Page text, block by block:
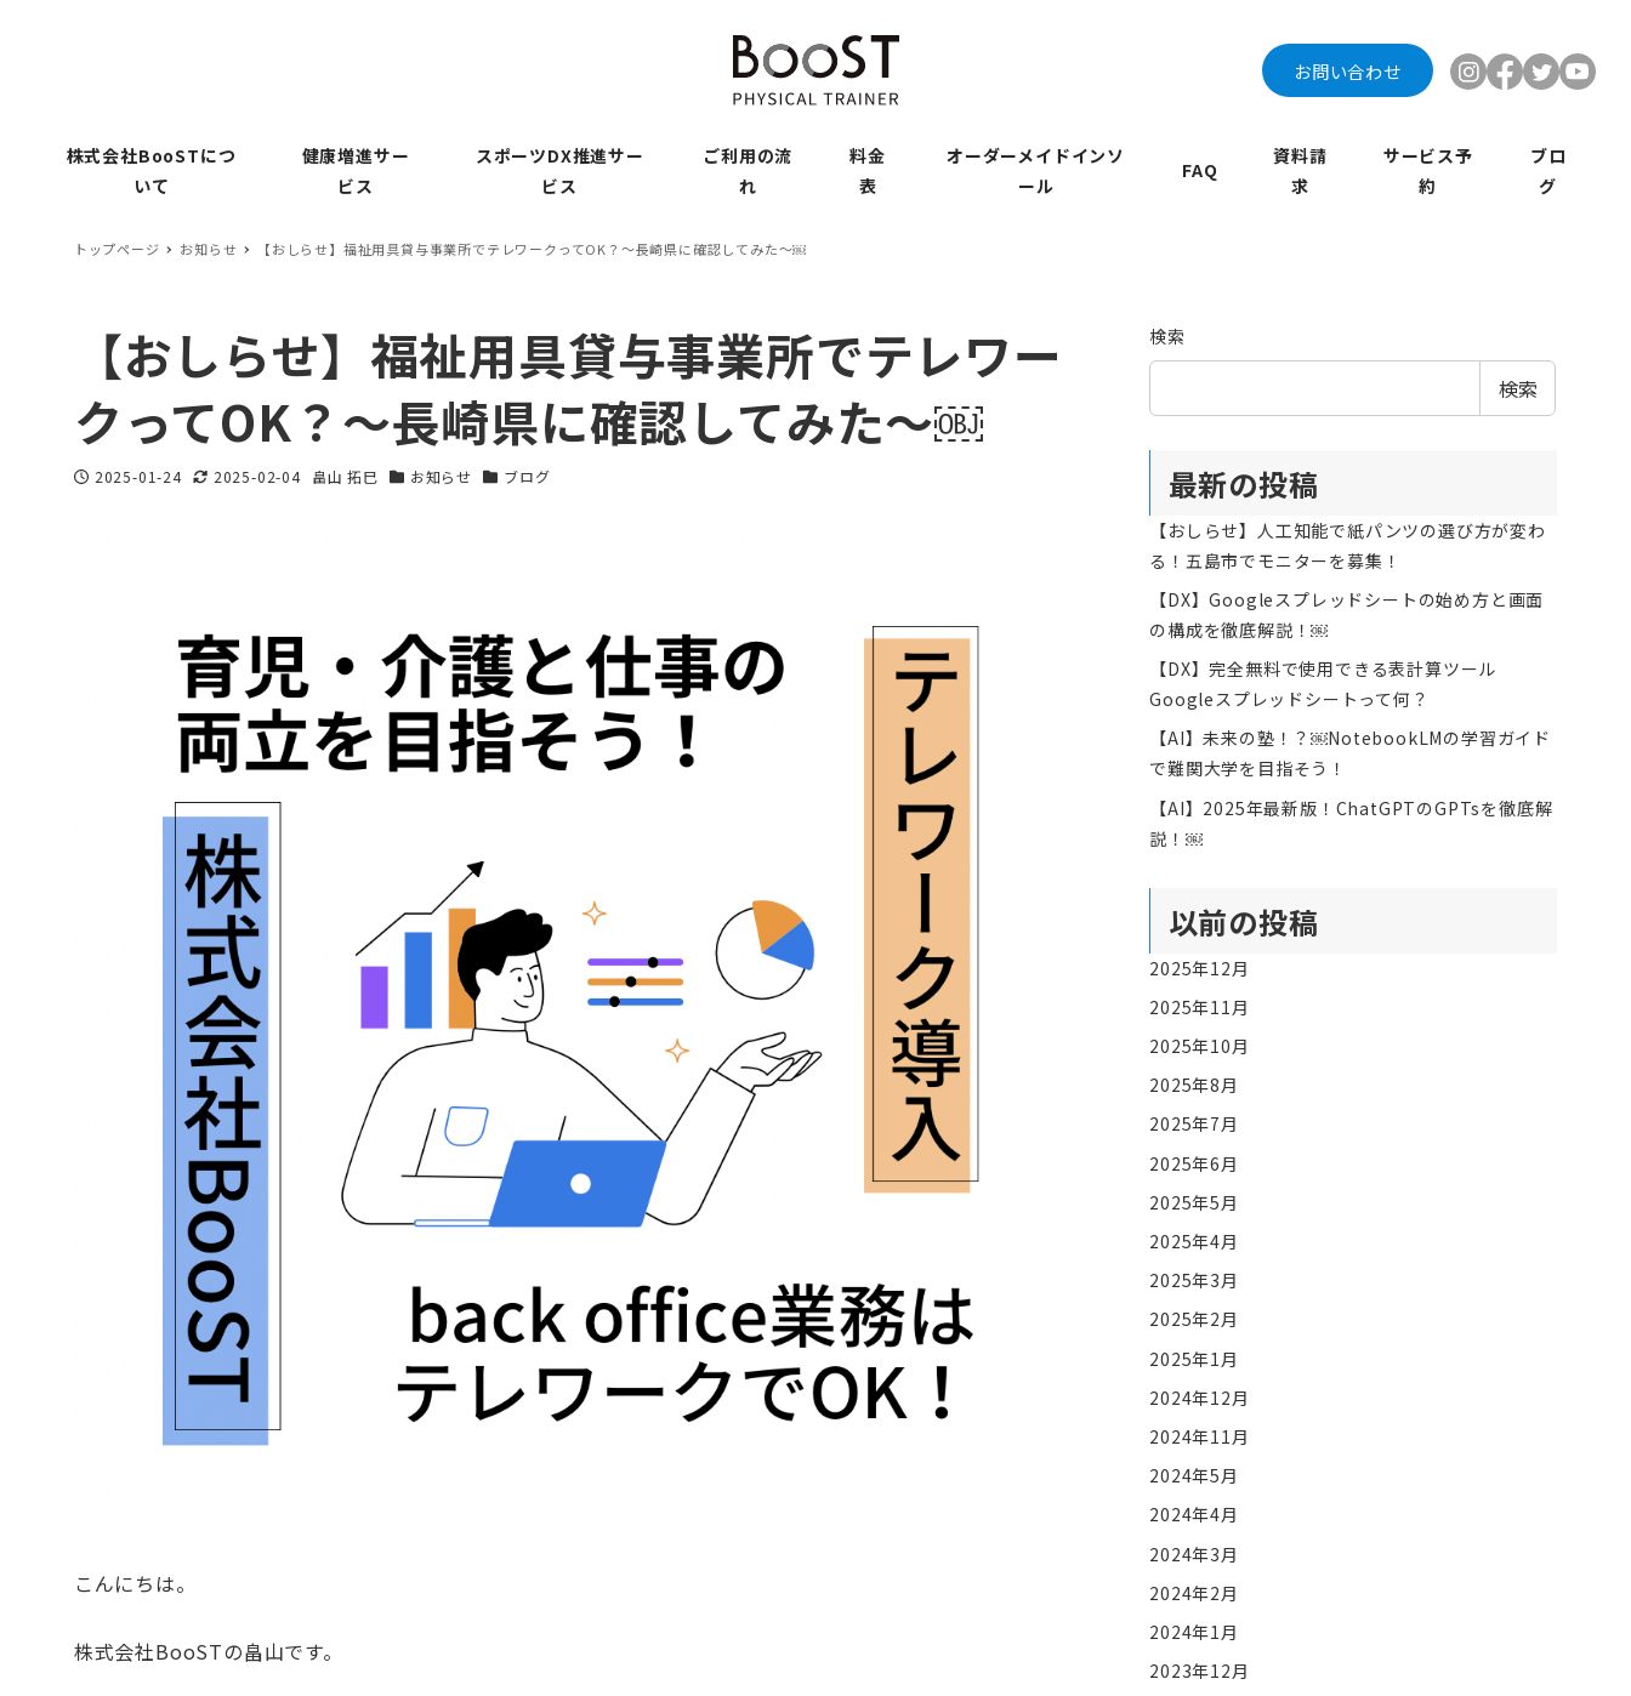
お問い合わせ
株式会社BooSTにつ
いて
健康増進サー
ビス
スポーツDX推進サー
ビス
ご利用の流
れ
料金
表
オーダーメイドインソ
ール
FAQ
資料請
求
サービス予
約
ブロ
グ
トップページ お知らせ 【おしらせ】福祉用具貸与事業所でテレワークってOK？〜長崎県に確認してみた〜￼
【おしらせ】福祉用具貸与事業所でテレワー
クってOK？〜長崎県に確認してみた〜￼
投稿日
2025-01-24
更新日
2025-02-04
著
畠山 拓巳
カテゴリー
お知らせ
カテゴリー
ブログ
こんにちは。
株式会社BooSTの畠山です。
検索
検索
最新の投稿
【おしらせ】人工知能で紙パンツの選び方が変わ
る！五島市でモニターを募集！
【DX】Googleスプレッドシートの始め方と画面
の構成を徹底解説！￼
【DX】完全無料で使用できる表計算ツール
Googleスプレッドシートって何？
【AI】未来の塾！？￼NotebookLMの学習ガイド
で難関大学を目指そう！
【AI】2025年最新版！ChatGPTのGPTsを徹底解
説！￼
以前の投稿
2025年12月
2025年11月
2025年10月
2025年8月
2025年7月
2025年6月
2025年5月
2025年4月
2025年3月
2025年2月
2025年1月
2024年12月
2024年11月
2024年5月
2024年4月
2024年3月
2024年2月
2024年1月
2023年12月